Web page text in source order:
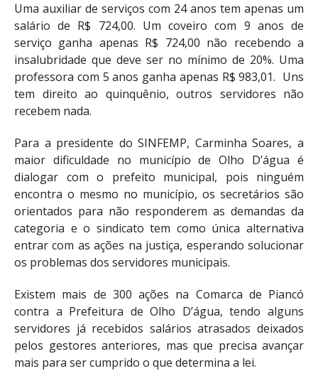
Uma auxiliar de serviços com 24 anos tem apenas um
salário de R$ 724,00. Um coveiro com 9 anos de
serviço ganha apenas R$ 724,00 não recebendo a
insalubridade que deve ser no mínimo de 20%. Uma
professora com 5 anos ganha apenas R$ 983,01. Uns
tem direito ao quinquênio, outros servidores não
recebem nada.
Para a presidente do SINFEMP, Carminha Soares, a
maior dificuldade no município de Olho D’água é
dialogar com o prefeito municipal, pois ninguém
encontra o mesmo no município, os secretários são
orientados para não responderem as demandas da
categoria e o sindicato tem como única alternativa
entrar com as ações na justiça, esperando solucionar
os problemas dos servidores municipais.
Existem mais de 300 ações na Comarca de Piancó
contra a Prefeitura de Olho D’água, tendo alguns
servidores já recebidos salários atrasados deixados
pelos gestores anteriores, mas que precisa avançar
mais para ser cumprido o que determina a lei.